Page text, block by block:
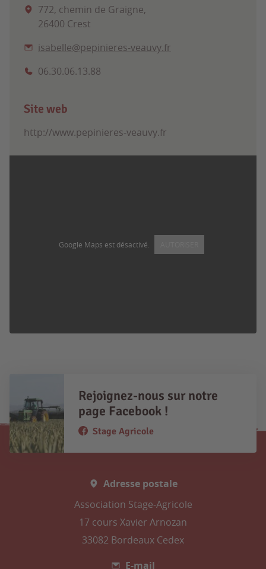
772, chemin de Graigne,
26400 Crest
isabelle@pepinieres-veauvy.fr
06.30.06.13.88
Site web
http://www.pepinieres-veauvy.fr
Google Maps est désactivé.
Rejoignez-nous sur notre
page Facebook !
Stage Agricole
Adresse postale
Association Stage-Agricole
17 cours Xavier Arnozan
33082 Bordeaux Cedex
E-mail